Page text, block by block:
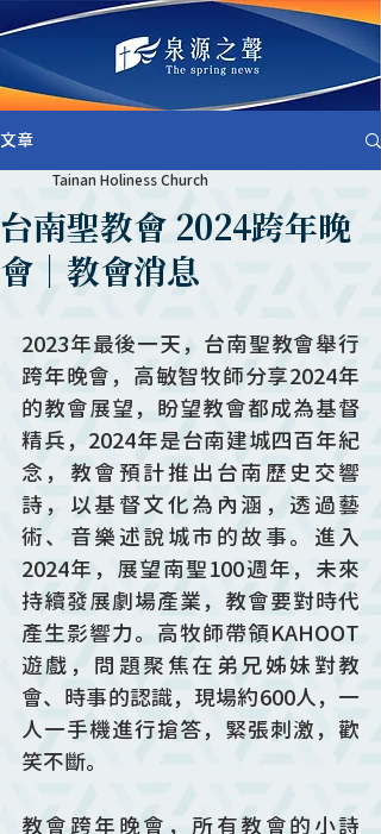
文章
台南聖教會 2024跨年晚
會｜教會消息
Tainan Holiness Church
2023年最後一天，台南聖教會舉行
跨年晚會，高敏智牧師分享2024年
的教會展望，盼望教會都成為基督
精兵，2024年是台南建城四百年紀
念，教會預計推出台南歷史交響
詩，以基督文化為內涵，透過藝
術、音樂述說城市的故事。進入
2024年，展望南聖100週年，未來
持續發展劇場產業，教會要對時代
產生影響力。高牧師帶領KAHOOT
遊戲，問題聚焦在弟兄姊妹對教
會、時事的認識，現場約600人，一
人一手機進行搶答，緊張刺激，歡
笑不斷。
教會跨年晚會，所有教會的小詩